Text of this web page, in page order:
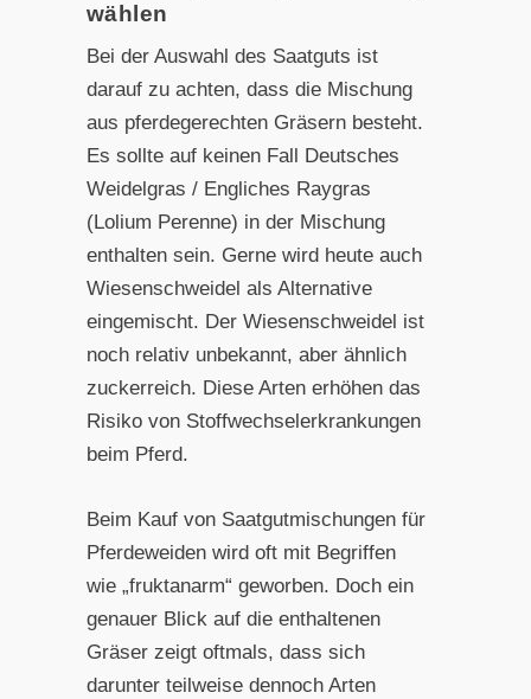
wählen
Bei der Auswahl des Saatguts ist
darauf zu achten, dass die Mischung
aus pferdegerechten Gräsern besteht.
Es sollte auf keinen Fall Deutsches
Weidelgras / Engliches Raygras
(Lolium Perenne) in der Mischung
enthalten sein. Gerne wird heute auch
Wiesenschweidel als Alternative
eingemischt. Der Wiesenschweidel ist
noch relativ unbekannt, aber ähnlich
zuckerreich. Diese Arten erhöhen das
Risiko von Stoffwechselerkrankungen
beim Pferd.
Beim Kauf von Saatgutmischungen für
Pferdeweiden wird oft mit Begriffen
wie „fruktanarm“ geworben. Doch ein
genauer Blick auf die enthaltenen
Gräser zeigt oftmals, dass sich
darunter teilweise dennoch Arten